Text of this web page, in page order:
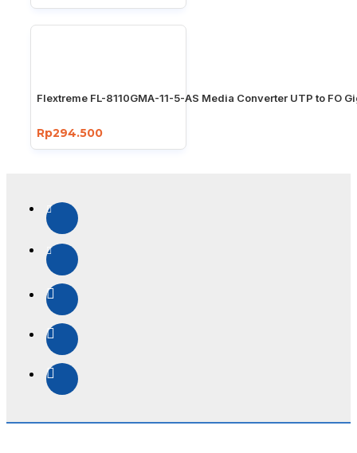
Flextreme FL-8110GMA-11-5-AS Media Converter UTP to FO
Rp294.500